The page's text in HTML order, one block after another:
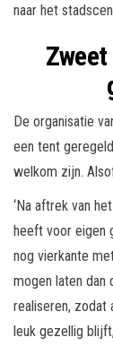
naar het
De organisatie
een tent
welkom zijn.
‘Na aftrek van
heeft voor eigen
nog vierkante
mogen laten dan
realiseren, zodat
leuk gezellig